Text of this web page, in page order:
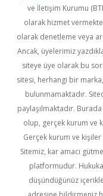
ve İletişim Kurumu
olarak hizmet
olarak denetleme veya
Ancak, üyelerimiz
siteye üye olarak bu
sitesi, herhangi bir
bulunmamaktadır.
paylaşılmaktadır.
olup, gerçek kurum ve
Gerçek kurum ve
Sitemiz, kar amacı
platformudur.
düşündüğünüz